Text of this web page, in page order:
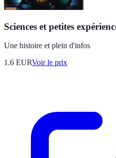
Sciences et petites
Une histoire et plein d'infos
1.6 EURVoir le prix